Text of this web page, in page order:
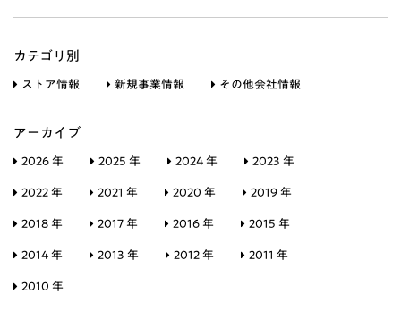
カテゴリ別
ストア情報 新規事業情報 その他会社情報
アーカイブ
2026 年 2025 年 2024 年 2023 年
2022 年 2021 年 2020 年 2019 年
2018 年 2017 年 2016 年 2015 年
2014 年 2013 年 2012 年 2011 年
2010 年